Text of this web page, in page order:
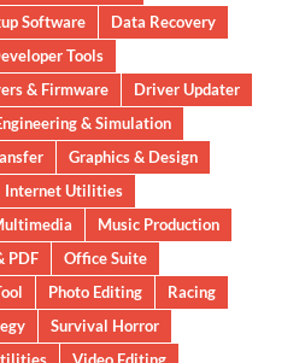
Software
Data Recovery
Tools
& Firmware
Driver Updater
& Simulation
Graphics & Design
Internet Utilities
Music Production
PDF
Office Suite
Photo Editing
Racing
Survival Horror